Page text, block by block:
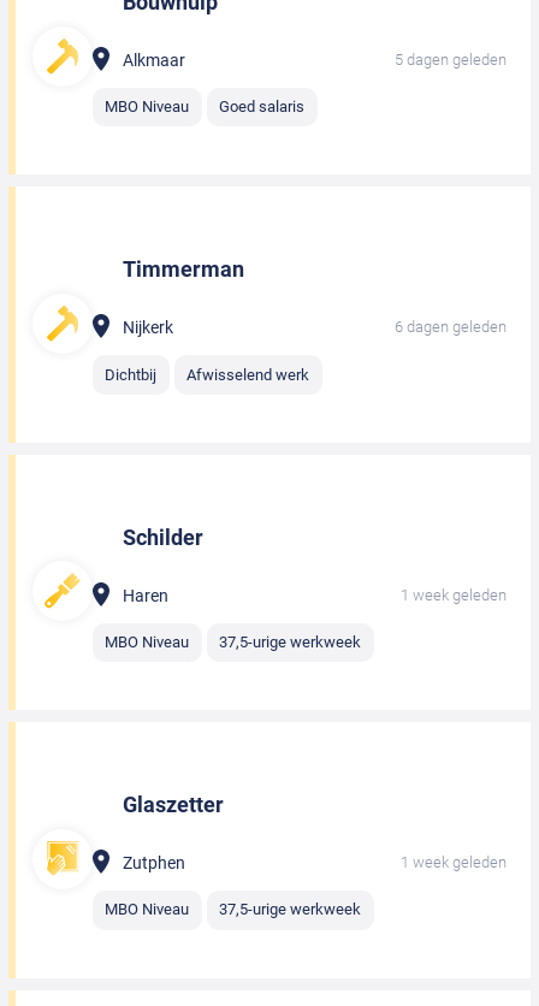
Alkmaar 5 dagen geleden
MBO Niveau Goed salaris
Timmerman
Nijkerk 6 dagen geleden
Dichtbij Afwisselend werk
Schilder
Haren 1 week geleden
MBO Niveau 37,5-urige werkweek
Glaszetter
Zutphen 1 week geleden
MBO Niveau 37,5-urige werkweek